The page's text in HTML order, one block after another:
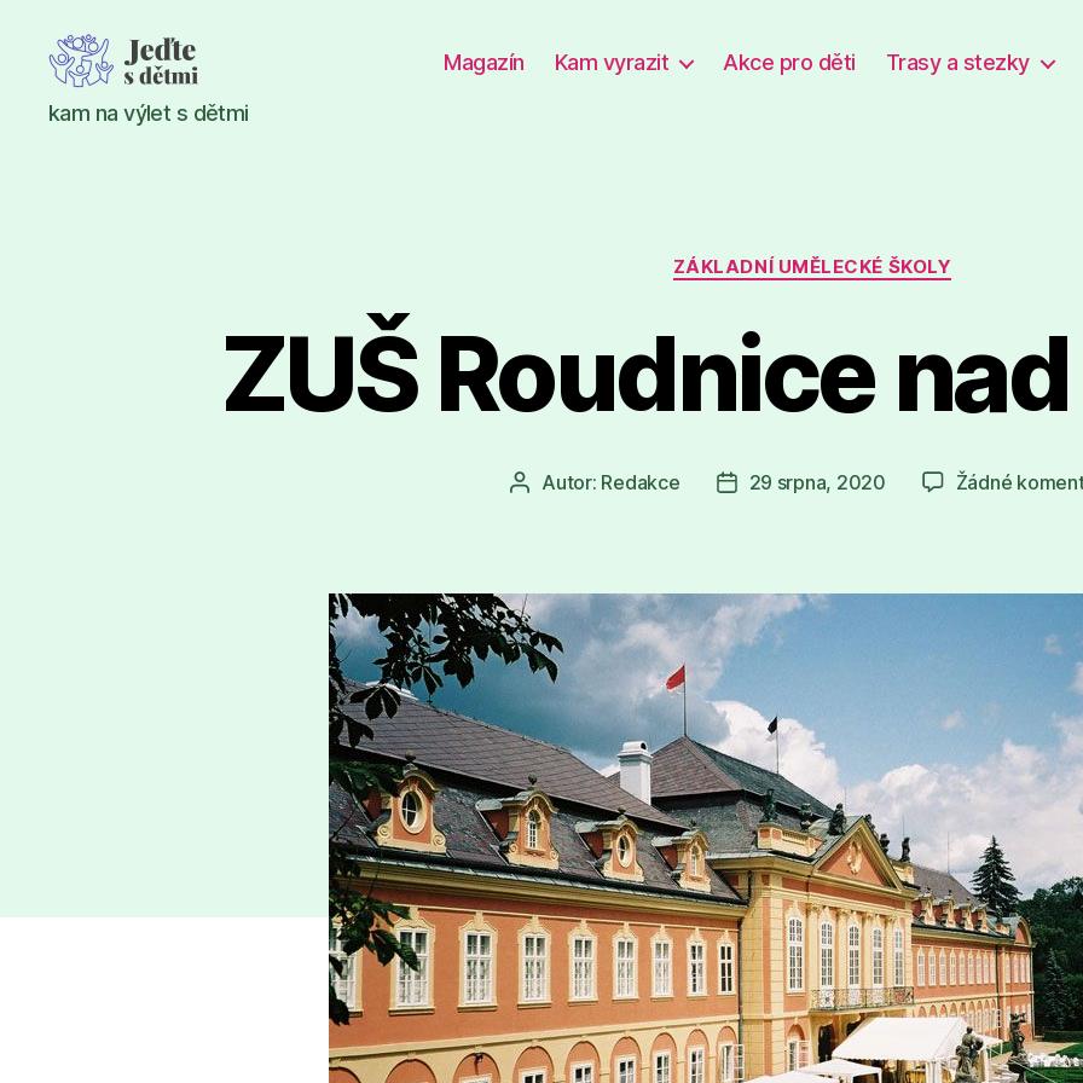
Jeďte
s
kam na výlet s dětmi
Magazín Kam vyrazit Akce pro děti Trasy a stezky
Rubriky
ZÁKLADNÍ UMĚLECKÉ ŠKOLY
ZUŠ Roudnice
AutorAutor: Redakce
Datum
29 srpna, 2020 Žádné